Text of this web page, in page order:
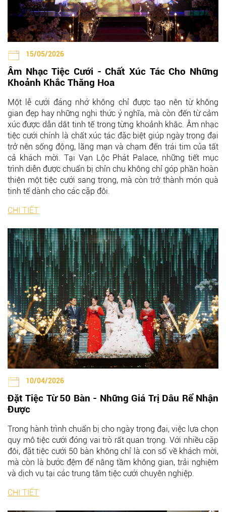
15/05/2026
Âm Nhạc Tiệc Cưới - Chất Xúc Tác Cho Những
Khoảnh Khắc Thăng Hoa
Một lễ cưới đáng nhớ không chỉ được tạo nên từ không
gian đẹp hay những nghi thức ý nghĩa, mà còn đến từ cảm
xúc được dẫn dắt tinh tế trong từng khoảnh khắc. Âm nhạc
tiệc cưới chính là chất xúc tác đặc biệt giúp ngày trọng đại
trở nên sống động, lãng mạn và chạm đến trái tim của tất
cả khách mời. Tại Vạn Lộc Phát Palace, những tiết mục
trình diễn được chuẩn bị chỉn chu không chỉ góp phần hoàn
thiện một tiệc cưới sang trọng, mà còn trở thành món quà
tinh tế dành cho các cặp đôi.
CHI TIẾT
10/04/2026
Đặt Tiệc Từ 50 Bàn - Những Giá Trị Dâu Rể Nhận
Được
Trong hành trình chuẩn bị cho ngày trọng đại, việc lựa chọn
quy mô tiệc cưới đóng vai trò rất quan trọng. Với nhiều cặp
đôi, đặt tiệc cưới 50 bàn không chỉ là con số về khách mời,
mà còn là bước đệm để nâng tầm không gian, trải nghiệm
và dịch vụ tại các trung tâm tiệc cưới chuyên nghiệp.
CHI TIẾT